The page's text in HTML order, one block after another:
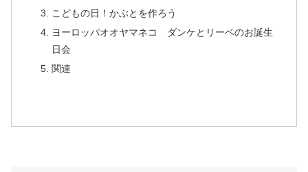
こどもの日！かぶとを作ろう
ヨーロッパオオヤマネコ ダンケとリーベのお誕生
日会
関連